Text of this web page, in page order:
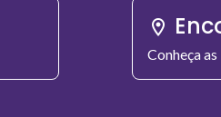
Conheça